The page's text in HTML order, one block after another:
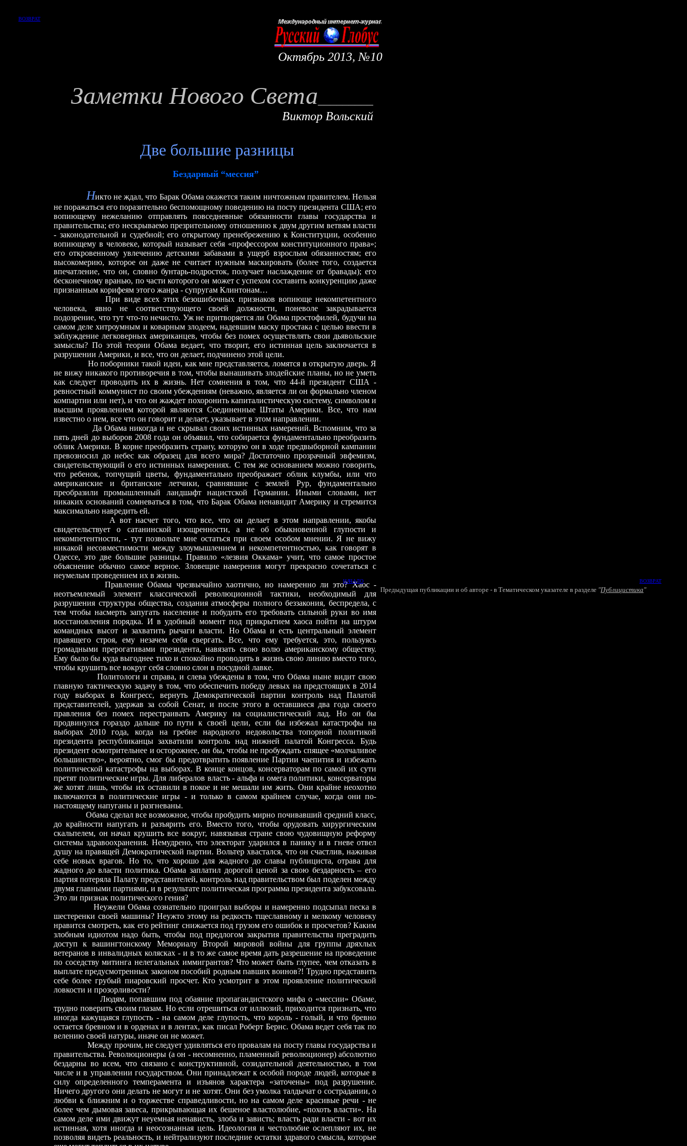
ВОЗВРАТ
Октябрь 2013, №10
Заметки Нового Света
Виктор Вольский
Две большие разницы
Бездарный “мессия”
Никто не ждал, что Барак Обама окажется таким ничтожным правителем. Нельзя
не поражаться его поразительно беспомощному поведению на посту президента США; его
вопиющему нежеланию отправлять повседневные обязанности главы государства и
правительства; его нескрываемо презрительному отношению к двум другим ветвям власти
- законодательной и судебной; его открытому пренебрежению к Конституции, особенно
вопиющему в человеке, который называет себя «профессором конституционного права»;
его откровенному увлечению детскими забавами в ущерб взрослым обязанностям; его
высокомерию, которое он даже не считает нужным маскировать (более того, создается
впечатление, что он, словно бунтарь-подросток, получает наслаждение от бравады); его
бесконечному вранью, по части которого он может с успехом составить конкуренцию даже
признанным корифеям этого жанра - супругам Клинтонам…
При виде всех этих безошибочных признаков вопиюще некомпетентного
человека, явно не соответствующего своей должности, поневоле закрадывается
подозрение, что тут что-то нечисто. Уж не притворяется ли Обама простофилей, будучи на
самом деле хитроумным и коварным злодеем, надевшим маску простака с целью ввести в
заблуждение легковерных американцев, чтобы без помех осуществлять свои дьявольские
замыслы? По этой теории Обама ведает, что творит, его истинная цель заключается в
разрушении Америки, и все, что он делает, подчинено этой цели.
Но поборники такой идеи, как мне представляется, ломятся в открытую дверь. Я
не вижу никакого противоречия в том, чтобы вынашивать злодейские планы, но не уметь
как следует проводить их в жизнь. Нет сомнения в том, что 44-й президент США -
ревностный коммунист по своим убеждениям (неважно, является ли он формально членом
компартии или нет), и что он жаждет похоронить капиталистическую систему, символом и
высшим проявлением которой являются Соединенные Штаты Америки. Все, что нам
известно о нем, все что он говорит и делает, указывает в этом направлении.
Да Обама никогда и не скрывал своих истинных намерений. Вспомним, что за
пять дней до выборов 2008 года он объявил, что собирается фундаментально преобразить
облик Америки. В корне преобразить страну, которую он в ходе предвыборной кампании
превозносил до небес как образец для всего мира? Достаточно прозрачный эвфемизм,
свидетельствующий о его истинных намерениях. С тем же основанием можно говорить,
что ребенок, топчущий цветы, фундаментально преображает облик клумбы, или что
американские и британские летчики, сравнявшие с землей Рур, фундаментально
преобразили промышленный ландшафт нацистской Германии. Иными словами, нет
никаких оснований сомневаться в том, что Барак Обама ненавидит Америку и стремится
максимально навредить ей.
А вот насчет того, что все, что он делает в этом направлении, якобы
свидетельствует о сатанинской изощренности, а не об обыкновенной глупости и
некомпетентности, - тут позвольте мне остаться при своем особом мнении. Я не вижу
никакой несовместимости между злоумышлением и некомпетентностью, как говорят в
Одессе, это две большие разницы. Правило «лезвия Оккама» учит, что самое простое
объяснение обычно самое верное. Зловещие намерения могут прекрасно сочетаться с
неумелым проведением их в жизнь.
Правление Обамы чрезвычайно хаотично, но намеренно ли это? Хаос -
неотъемлемый элемент классической революционной тактики, необходимый для
разрушения структуры общества, создания атмосферы полного беззакония, беспредела, с
тем чтобы насмерть запугать население и побудить его требовать сильной руки во имя
восстановления порядка. И в удобный момент под прикрытием хаоса пойти на штурм
командных высот и захватить рычаги власти. Но Обама и есть центральный элемент
правящего строя, ему незачем себя свергать. Все, что ему требуется, это, пользуясь
громадными прерогативами президента, навязать свою волю американскому обществу.
Ему было бы куда выгоднее тихо и спокойно проводить в жизнь свою линию вместо того,
чтобы крушить все вокруг cебя словно слон в посудной лавке.
Политологи и справа, и слева убеждены в том, что Обама ныне видит свою
главную тактическую задачу в том, что обеспечить победу левых на предстоящих в 2014
году выборах в Конгресс, вернуть Демократической партии контроль над Палатой
представителей, удержав за собой Сенат, и после этого в оставшиеся два года своего
правления без помех перестраивать Америку на социалистический лад. Но он бы
продвинулся гораздо дальше по пути к своей цели, если бы избежал катастрофы на
выборах 2010 года, когда на гребне народного недовольства топорной политикой
президента республиканцы захватили контроль над нижней палатой Конгресса. Будь
президент осмотрительнее и осторожнее, он бы, чтобы не пробуждать спящее «молчаливое
большинство», вероятно, смог бы предотвратить появление Партии чаепития и избежать
политической катастрофы на выборах. В конце концов, консерваторам по самой их сути
претят политические игры. Для либералов власть - альфа и омега политики, консерваторы
же хотят лишь, чтобы их оставили в покое и не мешали им жить. Они крайне неохотно
включаются в политические игры - и только в самом крайнем случае, когда они по-
настоящему напуганы и разгневаны.
Обама сделал все возможное, чтобы пробудить мирно почивавший средний класс,
до крайности напугать и разъярить его. Вместо того, чтобы орудовать хирургическим
скальпелем, он начал крушить все вокруг, навязывая стране свою чудовищную реформу
системы здравоохранения. Немудрено, что электорат ударился в панику и в гневе отвел
душу на правящей Демократической партии. Вольтер хвастался, что он счастлив, наживая
себе новых врагов. Но то, что хорошо для жадного до славы публициста, отрава для
жадного до власти политика. Обама заплатил дорогой ценой за свою бездарность – его
партия потеряла Палату представителей, контроль над правительством был поделен между
двумя главными партиями, и в результате политическая программа президента забуксовала.
Это ли признак политического гения?
Неужели Обама сознательно проиграл выборы и намеренно подсыпал песка в
шестеренки своей машины? Неужто этому на редкость тщеславному и мелкому человеку
нравится смотреть, как его рейтинг снижается под грузом его ошибок и просчетов? Каким
злобным идиотом надо быть, чтобы под предлогом закрытия правительства преградить
доступ к вашингтонскому Мемориалу Второй мировой войны для группы дряхлых
ветеранов в инвалидных колясках - и в то же самое время дать разрешение на проведение
по соседству митинга нелегальных иммигрантов? Что может быть глупее, чем отказать в
выплате предусмотренных законом пособий родным павших воинов?! Трудно представить
себе более грубый пиаровский просчет. Кто усмотрит в этом проявление политической
ловкости и прозорливости?
Людям, попавшим под обаяние пропагандистского мифа о «мессии» Обаме,
трудно поверить своим глазам. Но если отрешиться от иллюзий, приходится признать, что
иногда кажущаяся глупость - на самом деле глупость, что король - голый, и что бревно
остается бревном и в орденах и в лентах, как писал Роберт Бернс. Обама ведет себя так по
велению своей натуры, иначе он не может.
Между прочим, не следует удивляться его провалам на посту главы государства и
правительства. Революционеры (а он - несомненно, пламенный революционер) абсолютно
бездарны во всем, что связано с конструктивной, созидательной деятельностью, в том
числе и в управлении государством. Они принадлежат к особой породе людей, которые в
силу определенного темперамента и изъянов характера «заточены» под разрушение.
Ничего другого они делать не могут и не хотят. Они без умолка талдычат о сострадании, о
любви к ближним и о торжестве справедливости, но на самом деле красивые речи - не
более чем дымовая завеса, прикрывающая их бешеное властолюбие, «похоть власти». На
самом деле ими движут неуемная ненависть, злоба и зависть; власть ради власти - вот их
истинная, хотя иногда и неосознанная цель. Идеология и честолюбие ослепляют их, не
позволяя видеть реальность, и нейтрализуют последние остатки здравого смысла, которые
НАЧАЛО ВОЗВРАТ
Предыдущая публикации и об авторе - в Тематическом указателе в разделе "Публицистика"